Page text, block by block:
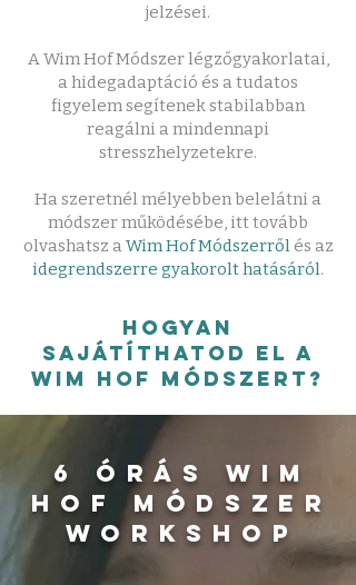
jelzései.
A Wim Hof Módszer légzőgyakorlatai,
a hidegadaptáció és a tudatos
figyelem segítenek stabilabban
reagálni a mindennapi
stresszhelyzetekre.
​Ha szeretnél mélyebben belelátni a
módszer működésébe, itt tovább
olvashatsz a Wim Hof Módszerrőlés az
idegrendszerre gyakorolt hatásáról.
Hogyan
sajátíthatod el a
Wim Hof Módszert?
6 órás Wim
Hof Módszer
Workshop